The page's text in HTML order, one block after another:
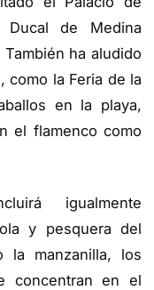
de Medina
ha aludido
como la Feria de la
en la playa,
el flamenco como
igualmente
y pesquera del
la manzanilla, los
concentran en el